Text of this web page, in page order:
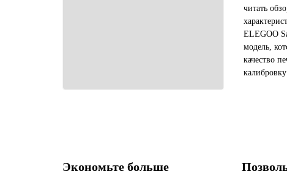
читать
ELEGOO
модель,
качество
Экономьте больше